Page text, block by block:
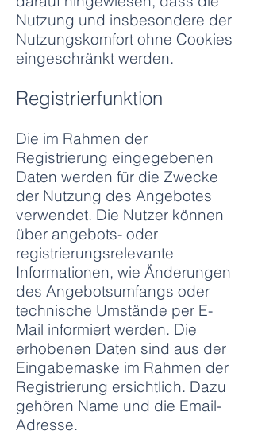
Nutzung und insbesondere der
Nutzungskomfort ohne Cookies
eingeschränkt werden.
Registrierfunktion
Die im Rahmen der
Registrierung eingegebenen
Daten werden für die Zwecke
der Nutzung des Angebotes
verwendet. Die Nutzer können
über angebots- oder
registrierungsrelevante
Informationen, wie Änderungen
des Angebotsumfangs oder
technische Umstände per E-
Mail informiert werden. Die
erhobenen Daten sind aus der
Eingabemaske im Rahmen der
Registrierung ersichtlich. Dazu
gehören Name und die Email-
Adresse.